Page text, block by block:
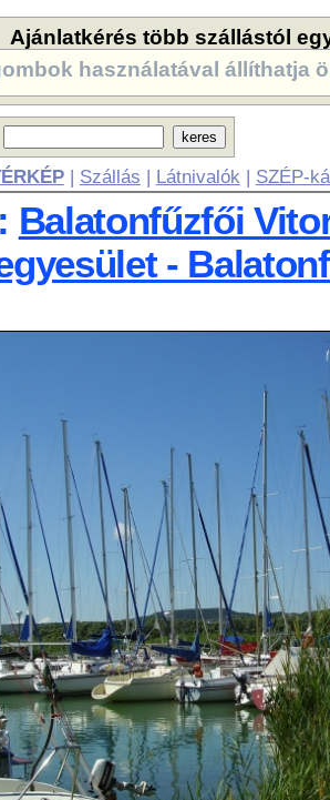
Ajánlatkérés több szállástól
használatával állíthatja
| Szállás | Látnivalók | SZÉP-
Balatonfűzfői
-